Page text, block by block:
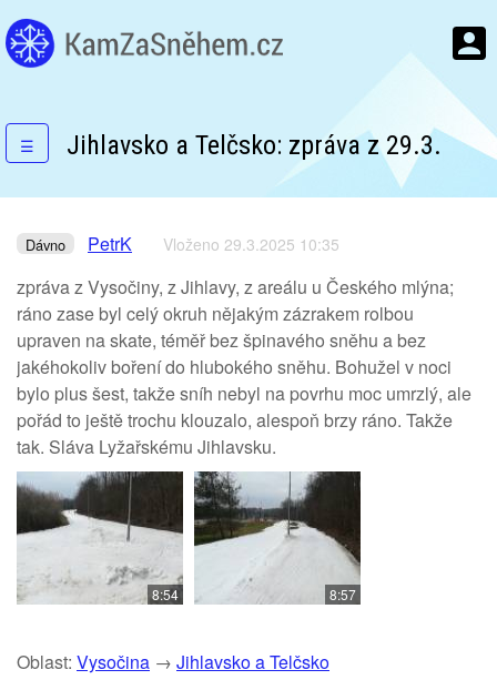
☰ Jihlavsko a Telčsko: zpráva z 29.3.
Dávno PetrK Vloženo 29.3.2025 10:35
zpráva z Vysočiny, z Jihlavy, z areálu u Českého mlýna;
ráno zase byl celý okruh nějakým zázrakem rolbou
upraven na skate, téměř bez špinavého sněhu a bez
jakéhokoliv boření do hlubokého sněhu. Bohužel v noci
bylo plus šest, takže sníh nebyl na povrhu moc umrzlý, ale
pořád to ještě trochu klouzalo, alespoň brzy ráno. Takže
tak. Sláva Lyžařskému Jihlavsku.
8:54 8:57
Oblast: Vysočina → Jihlavsko a Telčsko